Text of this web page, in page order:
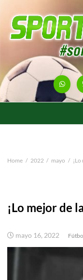
Home 2022 mayo
¡Lo mejor de
mayo 16, 2022